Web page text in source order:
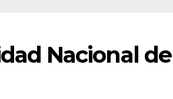
Nacional de